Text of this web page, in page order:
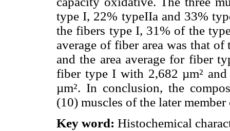
type I, 22% typeIIa and 33%
the fibers type I, 31% of the
average of fiber area was that
and the area average for fiber
fiber type I with 2,682 µm²
µm². In conclusion, the
(10) muscles of the later
Key word: Histochemical